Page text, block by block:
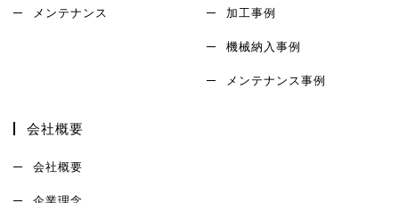
メンテナンス 加工事例
機械納入事例
メンテナンス事例
会社概要
会社概要